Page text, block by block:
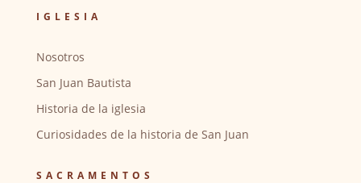
IGLESIA
Nosotros
San Juan Bautista
Historia de la iglesia
Curiosidades de la historia de San Juan
SACRAMENTOS